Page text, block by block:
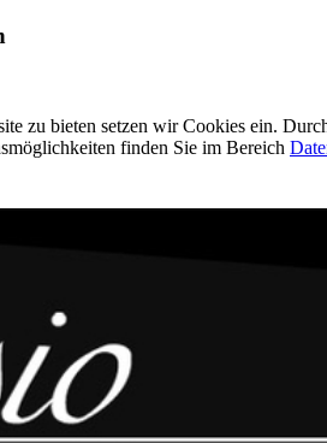
zu bieten setzen wir Cookies ein.
finden Sie im Bereich